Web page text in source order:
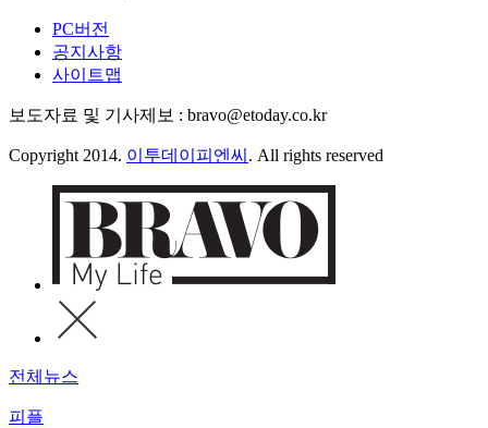
PC버전
공지사항
사이트맵
보도자료 및 기사제보 : bravo@etoday.co.kr
Copyright 2014. 이투데이피엔씨 . All rights reserved
전체뉴스
피플